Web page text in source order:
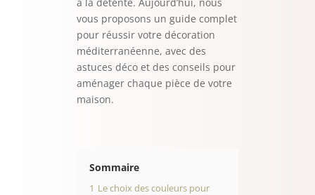
vous proposons un guide complet
pour réussir votre décoration
méditerranéenne, avec des
astuces déco et des conseils pour
aménager chaque pièce de votre
maison.
Sommaire
1 Le choix des couleurs pour